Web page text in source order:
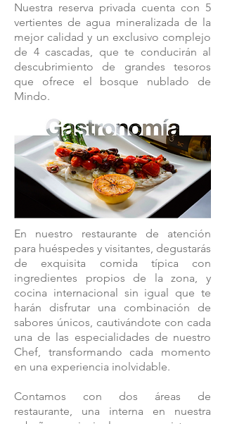
Nuestra reserva privada cuenta con 5
vertientes de agua mineralizada de la
mejor calidad y un exclusivo complejo
de 4 cascadas, que te conducirán al
descubrimiento de grandes tesoros
que ofrece el bosque nublado de
Mindo.
En nuestro restaurante de atención
para huéspedes y visitantes, degustarás
de exquisita comida típica con
ingredientes propios de la zona, y
cocina internacional sin igual que te
harán disfrutar una combinación de
sabores únicos, cautivándote con cada
una de las especialidades de nuestro
Chef, transformando cada momento
en una experiencia inolvidable.
Contamos con dos áreas de
restaurante, una interna en nuestra